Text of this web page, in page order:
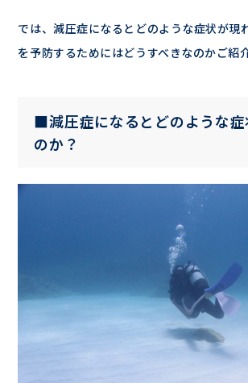
では、減圧症になるとどのような症状が現
を予防するためにはどうすべきなのかご紹
■減圧症になるとどのような症
のか？